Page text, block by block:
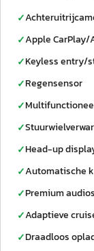
✓
✓Apple
✓Keyless entry/
✓Regensensor
✓
✓
✓Head-up
✓Automatische
✓Premium
✓Adaptieve
✓Draadloos